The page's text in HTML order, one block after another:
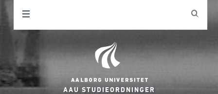
AAU STUDIEORDNINGER